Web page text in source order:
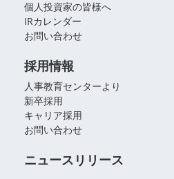
個人投資家の皆様へ
IRカレンダー
お問い合わせ
採用情報
人事教育センターより
新卒採用
キャリア採用
お問い合わせ
ニュースリリース